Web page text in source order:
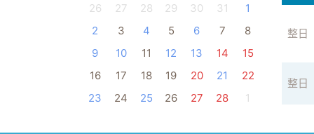
26
27 28 29 30 31
1
2
3 4 5 6 7
8
9
10 11 12 13 14
15
16
17 18 19 20 21
22
23
24 25 26 27 28 1
整日
整日